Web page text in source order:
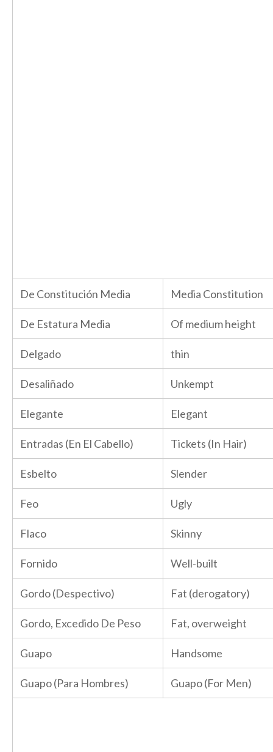
De Constitución Media Media Constitution
De Estatura Media Of medium height
Delgado thin
Desaliñado Unkempt
Elegante Elegant
Entradas (En El Cabello) Tickets (In Hair)
Esbelto Slender
Feo Ugly
Flaco Skinny
Fornido Well-built
Gordo (Despectivo) Fat (derogatory)
Gordo, Excedido De Peso Fat, overweight
Guapo Handsome
Guapo (Para Hombres) Guapo (For Men)